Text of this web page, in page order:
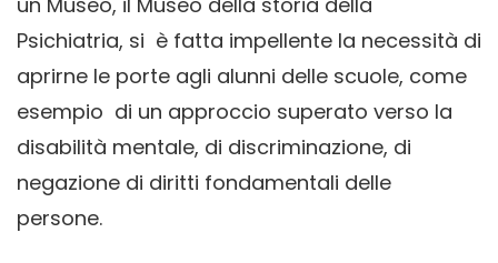
Psichiatria, si è fatta impellente la necessità di
aprirne le porte agli alunni delle scuole, come
esempio di un approccio superato verso la
disabilità mentale, di discriminazione, di
negazione di diritti fondamentali delle
persone.